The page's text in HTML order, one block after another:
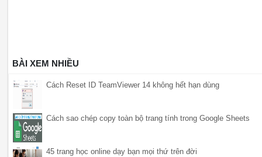
BÀI XEM NHIỀU
Cách Reset ID TeamViewer 14 không hết hạn dùng
Cách sao chép copy toàn bộ trang tính trong Google Sheets
45 trang học online dạy bạn mọi thứ trên đời